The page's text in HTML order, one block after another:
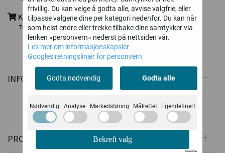
Kjøp nå - betal senere med Klarna
Trygg og enkel utsjekk, kort - faktura - delbetaling
INFORMASJON
PRODUSENT
frivillig. Du kan velge å godta alle, avvise valgfrie, eller
tilpasse valgene dine per kategori nedenfor. Du kan når
som helst endre eller trekke tilbake dine samtykker via
lenken «personvern» nederst på nettsiden vår.
Les mer om informasjonskapsler
Googles retningslinjer for personvern
Godta nødvendig Godta alle
Nødvendig Analyse Markedsføring Målrettet Egendefinert
Bekreft valg
Drevet av